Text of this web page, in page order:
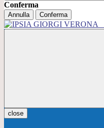
Conferma
Annulla Conferma
close